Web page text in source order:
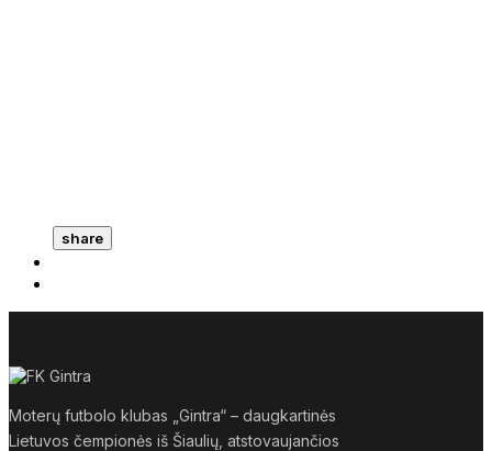
share
Moterų futbolo klubas „Gintra“ – daugkartinės
Lietuvos čempionės iš Šiaulių, atstovaujančios